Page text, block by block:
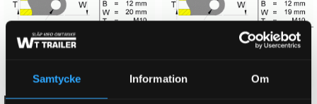
Samtycke Information Om
GÄNGMÅTT FÖR GASFJÄDER M10